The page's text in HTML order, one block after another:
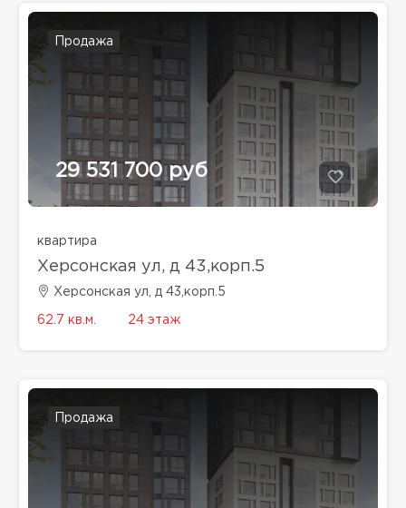
Продажа
29 531 700 руб
квартира
Херсонская ул, д 43,корп.5
Херсонская ул, д 43,корп.5
62.7 кв.м. 24 этаж
Продажа